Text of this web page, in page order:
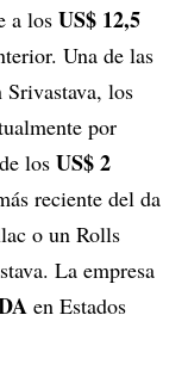
a los US$ 12,5
Una de las
Srivastava, los
por
los US$ 2
reciente del da
o un Rolls
La empresa
en Estados